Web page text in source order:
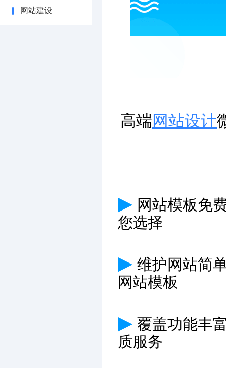
网站建设
高端网站设计
▶ 网站模板免
您选择
▶ 维护网站简
网站模板
▶ 覆盖功能丰
质服务